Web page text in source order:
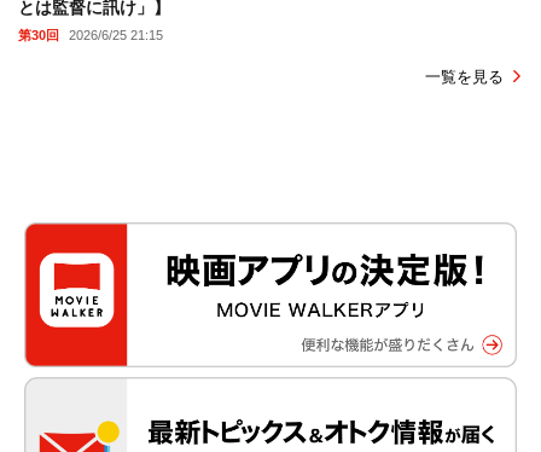
とは監督に訊け」】
第30回 2026/6/25 21:15
一覧を見る